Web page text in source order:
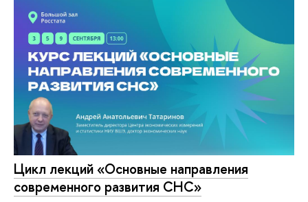
Цикл лекций «Основные направления
современного развития СНС»